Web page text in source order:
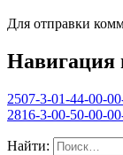
Для отправки
Навигация
2507-3-01-44-00-
2816-3-00-50-00-
Найти: